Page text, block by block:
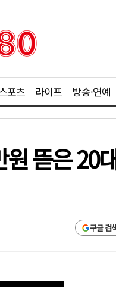
포츠 라이프 방송·연예
뜯은 20
구글 검